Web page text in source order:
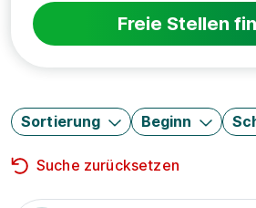
Freie Stellen
Sortierung Beginn
Suche zurücksetzen